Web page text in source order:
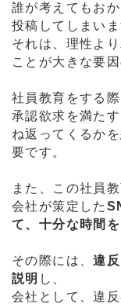
誰が考えてもお
投稿してしまいま
それは、理性よ
ことが大きな要
社員教育をする
承認欲求を満た
ね返ってくるか
要です。
また、この社員教
会社が策定した
て、十分な時間
その際には、違
説明 し、
会社として、違